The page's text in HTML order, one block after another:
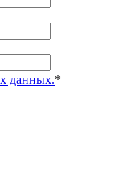
данных.*